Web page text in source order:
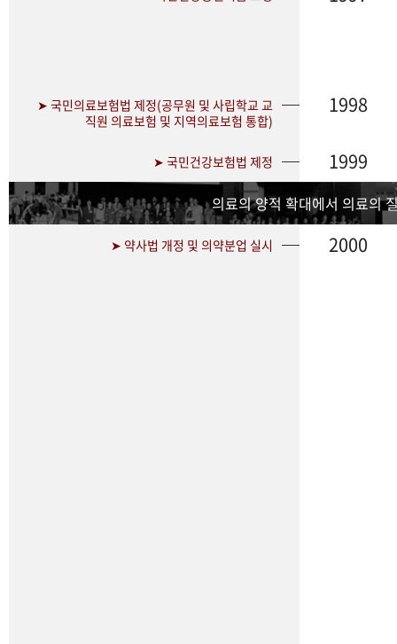
➤ 국민의료보험법 제정(공무원 및 사립학교 교
직원 의료보험 및 지역의료보험 통합)
1998
➤ 국민건강보험법 제정 1999
의료의 양적 확대에서 의료의
➤ 약사법 개정 및 의약분업 실시 2000